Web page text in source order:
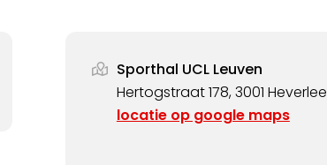
Sporthal UCL Leuven
Hertogstraat 178, 3001 Heverlee
locatie op google maps